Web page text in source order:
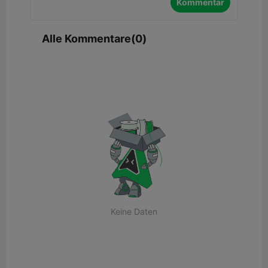
Kommentar
Alle Kommentare(0)
Keine Daten